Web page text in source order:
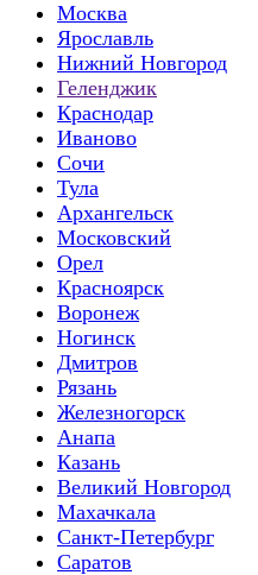
Москва
Ярославль
Нижний Новгород
Геленджик
Краснодар
Иваново
Сочи
Тула
Архангельск
Московский
Орел
Красноярск
Воронеж
Ногинск
Дмитров
Рязань
Железногорск
Анапа
Казань
Великий Новгород
Махачкала
Санкт-Петербург
Саратов